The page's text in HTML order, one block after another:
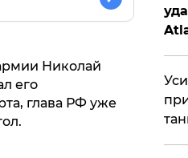
Николай
его
глава РФ уже